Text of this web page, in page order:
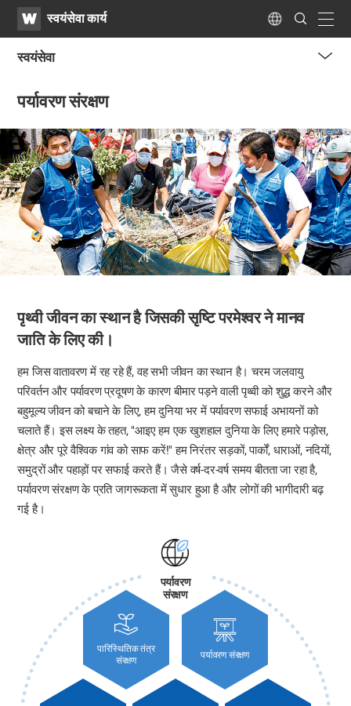
WATVस्वयंसेवा कार्य Language
Search
Submit
स्वयंसेवा
पर्यावरण संरक्षण
पृथ्वी जीवन का स्थान हैजिसकी सृष्टि परमेश्वर नेमानव
जाति के लिए की।
हम जिस वातावरण में रह रहे हैं, वह सभी जीवन का स्थान है। चरम जलवायु
परिवर्तन और पर्यावरण प्रदूषण के कारण बीमार पड़ने वाली पृथ्वी को शुद्ध करने और
बहुमूल्य जीवन को बचाने के लिए, हम दुनिया भर में पर्यावरण सफाई अभायनों को
चलाते हैं। इस लक्ष्य के तहत, "आइए हम एक खुशहाल दुनिया के लिए हमारे पड़ोस,
क्षेत्र और पूरे वैश्विक गांव को साफ करें!" हम निरंतर सड़कों, पार्कों, धाराओं, नदियों,
समुद्रों और पहाड़ों पर सफाई करते हैं। जैसे वर्ष-दर-वर्ष समय बीतता जा रहा है,
पर्यावरण संरक्षण के प्रति जागरूकता में सुधार हुआ है और लोगों की भागीदारी बढ़
गई है।
पर्यावरण
संरक्षण
पारिस्थितिक तंत्र
संरक्षण
पर्यावरण संरक्षण